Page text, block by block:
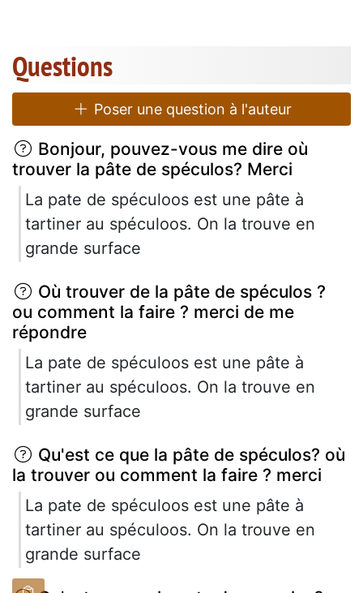
Questions
Poser une question à l'auteur
Bonjour, pouvez-vous me dire où
trouver la pâte de spéculos? Merci
La pate de spéculoos est une pâte à
tartiner au spéculoos. On la trouve en
grande surface
Où trouver de la pâte de spéculos ?
ou comment la faire ? merci de me
répondre
La pate de spéculoos est une pâte à
tartiner au spéculoos. On la trouve en
grande surface
Qu'est ce que la pâte de spéculos? où
la trouver ou comment la faire ? merci
La pate de spéculoos est une pâte à
tartiner au spéculoos. On la trouve en
grande surface